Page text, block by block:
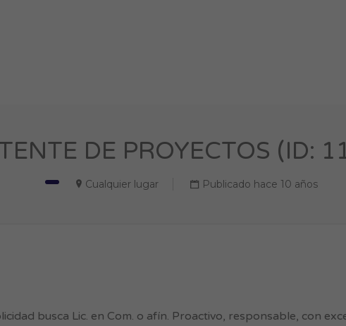
DE PROYECTOS (ID:
Cualquier lugar Publicado hace 10 años
busca Lic. en Com. o afín. Proactivo, responsable, con